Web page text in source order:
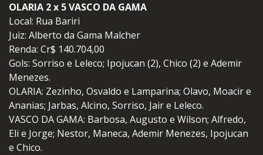
OLARIA 2 x 5 VASCO DA GAMA
Local: Rua Bariri
Juiz: Alberto da Gama Malcher
Renda: Cr$ 140.704,00
Gols: Sorriso e Leleco; Ipojucan (2), Chico (2) e Ademir
Menezes.
OLARIA: Zezinho, Osvaldo e Lamparina; Olavo, Moacir e
Ananias; Jarbas, Alcino, Sorriso, Jair e Leleco.
VASCO DA GAMA: Barbosa, Augusto e Wilson; Alfredo,
Eli e Jorge; Nestor, Maneca, Ademir Menezes, Ipojucan
e Chico.